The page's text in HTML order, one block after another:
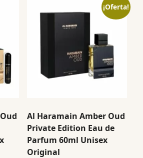
¡Oferta!
Al Haramain Amber Oud
Private Edition Eau de
Parfum 60ml Unisex
Original